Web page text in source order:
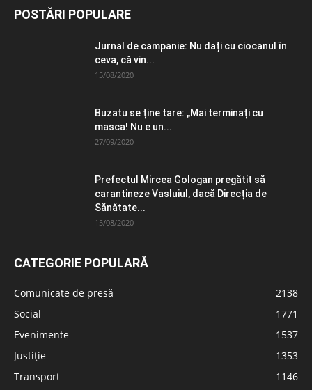
POSTĂRI POPULARE
Jurnal de campanie: Nu dați cu ciocanul în
ceva, că vin...
15/08/2020
Buzatu se ține tare: „Mai terminați cu
masca! Nu e un...
27/09/2020
Prefectul Mircea Gologan pregătit să
carantineze Vasluiul, dacă Direcția de
Sănătate...
15/08/2020
CATEGORIE POPULARĂ
Comunicate de presă
2138
Social
1771
Evenimente
1537
Justiție
1353
Transport
1146